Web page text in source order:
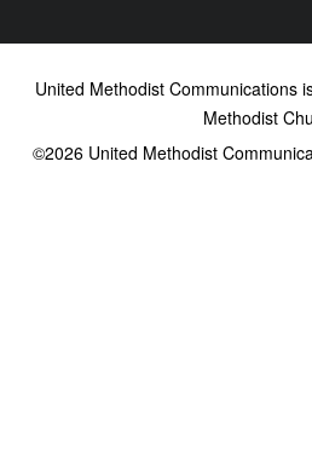
United Methodist Communications
Methodist
©2026United Methodist